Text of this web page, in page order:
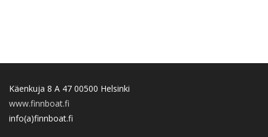
Käenkuja 8 A 47 00500 Helsinki
www.finnboat.fi
info(a)finnboat.fi